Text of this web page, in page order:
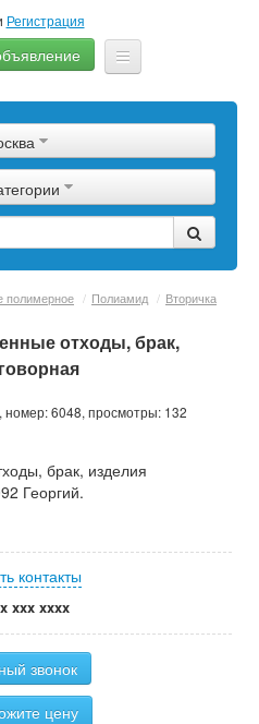
Регистрация
полимерное / Полиамид / Вторичка
отходы, брак,
, номер: 6048, просмотры: 132
брак, изделия
Георгий.
контакты
xxx xxxx
звонок
цену